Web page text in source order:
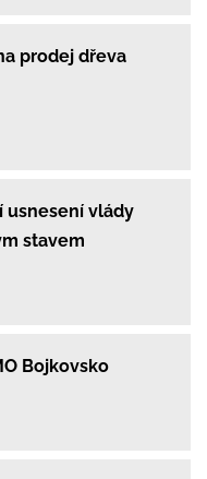
prodej dřeva
usnesení vlády
stavem
Bojkovsko